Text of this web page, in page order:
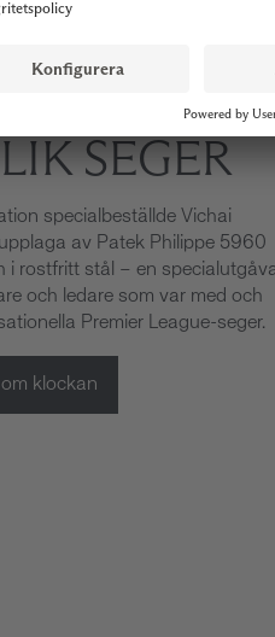
FÖR EN
SEGER
specialbeställde Vichai
av Patek Philippe 5960
i rostfritt stål – en
och ledare som var med och
Premier League-seger.
klockan